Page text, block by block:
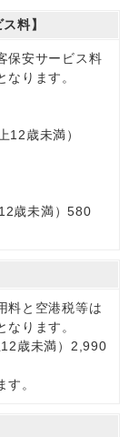
料】
保安サービス料
ります。
12歳未満）
歳未満）580
料と空港税等は
ります。
歳未満）2,990
。